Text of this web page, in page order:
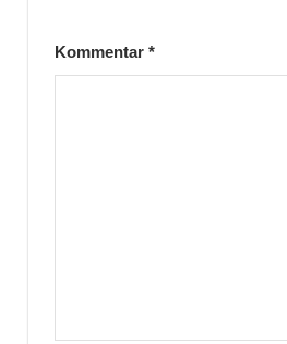
Kommentar *